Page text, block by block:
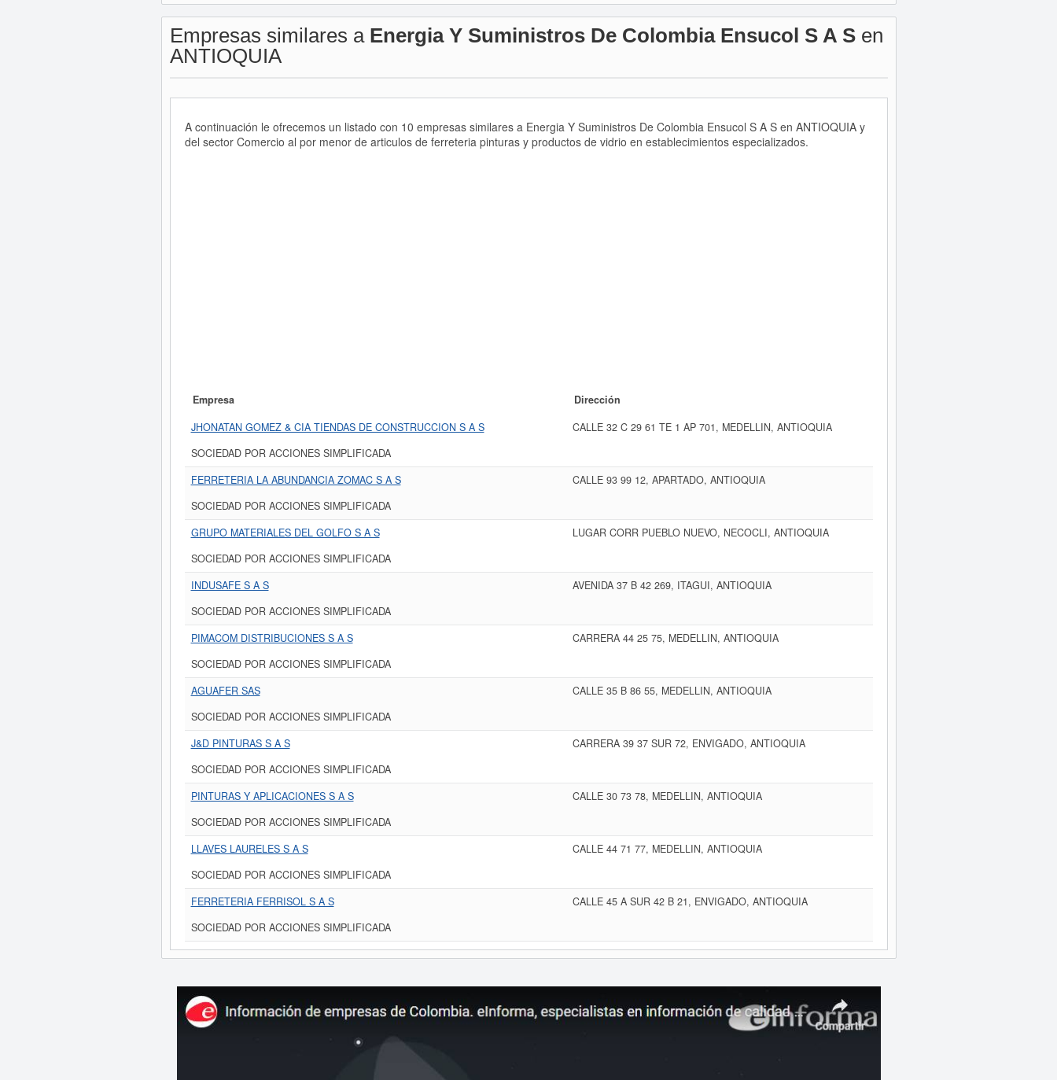
Empresas similares a Energia Y Suministros De Colombia Ensucol S A Sen
ANTIOQUIA
A continuación le ofrecemos un listado con 10 empresas similares a Energia Y Suministros De Colombia Ensucol S A S en ANTIOQUIA y
del sector Comercio al por menor de articulos de ferreteria pinturas y productos de vidrio en establecimientos especializados.
Empresa
Dirección
JHONATAN GOMEZ & CIA TIENDAS DE CONSTRUCCION S A S
CALLE 32 C 29 61 TE 1 AP 701, MEDELLIN, ANTIOQUIA
SOCIEDAD POR ACCIONES SIMPLIFICADA
FERRETERIA LA ABUNDANCIA ZOMAC S A S
CALLE 93 99 12, APARTADO, ANTIOQUIA
SOCIEDAD POR ACCIONES SIMPLIFICADA
GRUPO MATERIALES DEL GOLFO S A S
LUGAR CORR PUEBLO NUEVO, NECOCLI, ANTIOQUIA
SOCIEDAD POR ACCIONES SIMPLIFICADA
INDUSAFE S A S
AVENIDA 37 B 42 269, ITAGUI, ANTIOQUIA
SOCIEDAD POR ACCIONES SIMPLIFICADA
PIMACOM DISTRIBUCIONES S A S
CARRERA 44 25 75, MEDELLIN, ANTIOQUIA
SOCIEDAD POR ACCIONES SIMPLIFICADA
AGUAFER SAS
CALLE 35 B 86 55, MEDELLIN, ANTIOQUIA
SOCIEDAD POR ACCIONES SIMPLIFICADA
J&D PINTURAS S A S
CARRERA 39 37 SUR 72, ENVIGADO, ANTIOQUIA
SOCIEDAD POR ACCIONES SIMPLIFICADA
PINTURAS Y APLICACIONES S A S
CALLE 30 73 78, MEDELLIN, ANTIOQUIA
SOCIEDAD POR ACCIONES SIMPLIFICADA
LLAVES LAURELES S A S
CALLE 44 71 77, MEDELLIN, ANTIOQUIA
SOCIEDAD POR ACCIONES SIMPLIFICADA
FERRETERIA FERRISOL S A S
CALLE 45 A SUR 42 B 21, ENVIGADO, ANTIOQUIA
SOCIEDAD POR ACCIONES SIMPLIFICADA